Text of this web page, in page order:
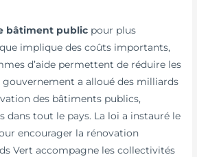
bâtiment public pour plus
implique des coûts importants,
d’aide permettent de réduire les
gouvernement a alloué des milliards
des bâtiments publics,
dans tout le pays. La loi a instauré le
encourager la rénovation
Vert accompagne les collectivités